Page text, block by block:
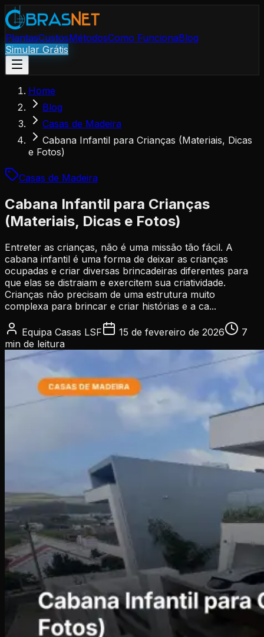
PlantasCustosMétodosComo FuncionaBlog
Simular Grátis
Home
Blog
Casas de Madeira
Cabana Infantil para Crianças (Materiais, Dicas
e Fotos)
Casas de Madeira
Cabana Infantil para Crianças
(Materiais, Dicas e Fotos)
Entreter as crianças, não é uma missão tão fácil. A
cabana infantil é uma forma de deixar as crianças
ocupadas e criar diversas brincadeiras diferentes para
que elas se distraiam e exercitem sua criatividade.
Crianças não precisam de uma estrutura muito
complexa para brincar e criar histórias e a ca...
Equipa Casas LSF 15 de fevereiro de 2026
7
min de leitura